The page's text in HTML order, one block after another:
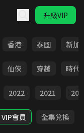
升級VIP
香港 泰國 新加
仙俠 穿越 時代
2022 2021
VIP會員 全集兌換